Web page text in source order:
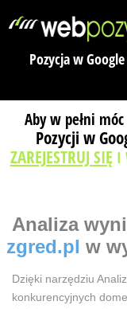
Pozycja w Google
Aby w pełni
Pozycji w
ZAREJESTRUJ SIĘ I
Analiza
zgred.pl w
Dzięki narzędziu
konkurencyjnych